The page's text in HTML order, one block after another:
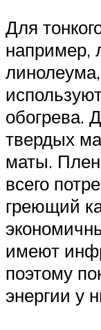
Для
например,
обогрева.
твердых
маты.
всего
греющий
имеют
поэтому
энергии у